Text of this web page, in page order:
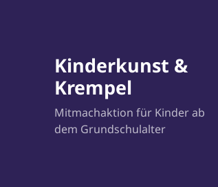
Kinderkunst &
Krempel
Mitmachaktion für Kinder ab
dem Grundschulalter